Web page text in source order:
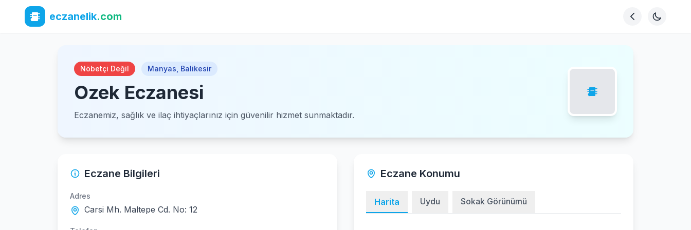
eczanelik.com
Nöbetçi Değil Manyas Balikesir
Ozek Eczanesi
Eczanemiz, sağlık ve ilaç ihtiyaçlarınız için güvenilir hizmet sunmaktadır.
Eczane Bilgileri
Adres
Carsi Mh. Maltepe Cd. No: 12
Eczane Konumu
Harita Uydu Sokak Görünümü